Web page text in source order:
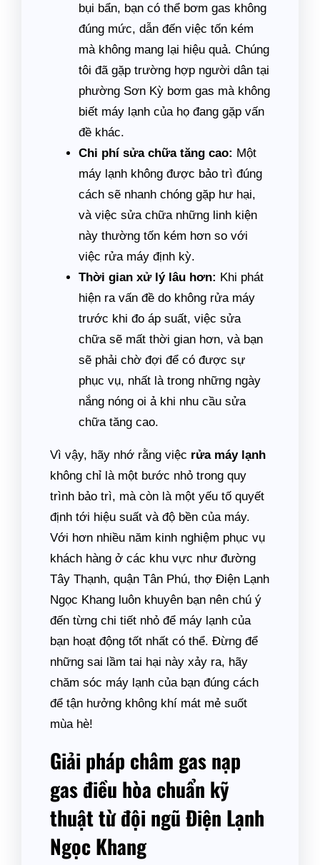
bụi bẩn, bạn có thể bơm gas không
đúng mức, dẫn đến việc tốn kém
mà không mang lại hiệu quả. Chúng
tôi đã gặp trường hợp người dân tại
phường Sơn Kỳ bơm gas mà không
biết máy lạnh của họ đang gặp vấn
đề khác.
Chi phí sửa chữa tăng cao: Một
máy lạnh không được bảo trì đúng
cách sẽ nhanh chóng gặp hư hại,
và việc sửa chữa những linh kiện
này thường tốn kém hơn so với
việc rửa máy định kỳ.
Thời gian xử lý lâu hơn: Khi phát
hiện ra vấn đề do không rửa máy
trước khi đo áp suất, việc sửa
chữa sẽ mất thời gian hơn, và bạn
sẽ phải chờ đợi để có được sự
phục vụ, nhất là trong những ngày
nắng nóng oi ả khi nhu cầu sửa
chữa tăng cao.
Vì vậy, hãy nhớ rằng việc rửa máy lạnh
không chỉ là một bước nhỏ trong quy
trình bảo trì, mà còn là một yếu tố quyết
định tới hiệu suất và độ bền của máy.
Với hơn nhiều năm kinh nghiệm phục vụ
khách hàng ở các khu vực như đường
Tây Thạnh, quận Tân Phú, thợ Điện Lạnh
Ngọc Khang luôn khuyên bạn nên chú ý
đến từng chi tiết nhỏ để máy lạnh của
bạn hoạt động tốt nhất có thể. Đừng để
những sai lầm tai hại này xảy ra, hãy
chăm sóc máy lạnh của bạn đúng cách
để tận hưởng không khí mát mẻ suốt
mùa hè!
Giải pháp châm gas nạp
gas điều hòa chuẩn kỹ
thuật từ đội ngũ Điện Lạnh
Ngọc Khang